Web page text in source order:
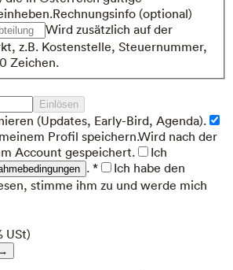
Rechnungsinfo (optional)
Wird zusätzlich auf der
z.B. Kostenstelle, Steuernummer,
Zeichen.
Einlösen
(Updates, Early-Bird, Agenda).
Profil speichern.Wird nach der
Account gespeichert.
Ich
. * Ich habe den
stimme ihm zu und werde mich
USt)